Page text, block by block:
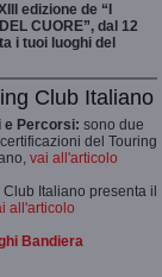
edizione de “I
CUORE”, dal 12
i tuoi luoghi del
Club Italiano
e Percorsi: sono due
del Touring
vai all'articolo
Club Italiano presenta il
all'articolo
Bandiera